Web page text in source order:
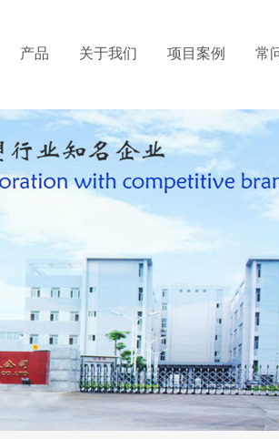
产品 关于我们 项目案例 常